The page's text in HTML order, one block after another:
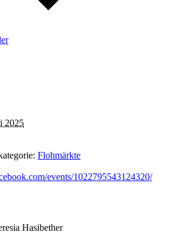
2025
Flohmärkte
events/1022795543124320/
Hasibether